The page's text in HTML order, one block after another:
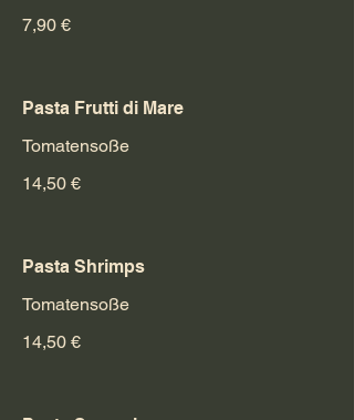
7,90 €
Pasta Frutti di Mare
Tomatensoße
14,50 €
Pasta Shrimps
Tomatensoße
14,50 €